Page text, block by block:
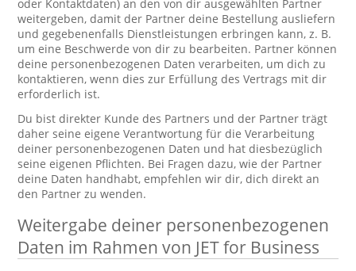
oder Kontaktdaten) an den von dir ausgewählten Partner
weitergeben, damit der Partner deine Bestellung ausliefern
und gegebenenfalls Dienstleistungen erbringen kann, z. B.
um eine Beschwerde von dir zu bearbeiten. Partner können
deine personenbezogenen Daten verarbeiten, um dich zu
kontaktieren, wenn dies zur Erfüllung des Vertrags mit dir
erforderlich ist.
Du bist direkter Kunde des Partners und der Partner trägt
daher seine eigene Verantwortung für die Verarbeitung
deiner personenbezogenen Daten und hat diesbezüglich
seine eigenen Pflichten. Bei Fragen dazu, wie der Partner
deine Daten handhabt, empfehlen wir dir, dich direkt an
den Partner zu wenden.
Weitergabe deiner personenbezogenen
Daten im Rahmen von JET for Business